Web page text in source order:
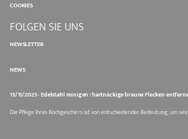
COOKIES
FOLGEN SIE UNS
NEWSLETTER
NEWS
13/11/2025 - Edelstahl reinigen : hartnäckige braune Flecken
Die Pflege Ihres Kochgeschirrs ist von entscheidender Bedeutung, um